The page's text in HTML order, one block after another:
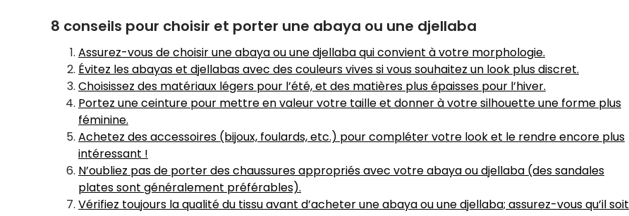
8 conseils pour choisir et porter une abaya ou une djellaba
Assurez-vous de choisir une abaya ou une djellaba qui convient à votre morphologie.
Évitez les abayas et djellabas avec des couleurs vives si vous souhaitez un look plus discret.
Choisissez des matériaux légers pour l’été, et des matières plus épaisses pour l’hiver.
Portez une ceinture pour mettre en valeur votre taille et donner à votre silhouette une forme plus
féminine.
Achetez des accessoires (bijoux, foulards, etc.) pour compléter votre look et le rendre encore plus
intéressant !
N’oubliez pas de porter des chaussures appropriés avec votre abaya ou djellaba (des sandales
plates sont généralement préférables).
Vérifiez toujours la qualité du tissu avant d’acheter une abaya ou une djellaba; assurez-vous qu’il soit